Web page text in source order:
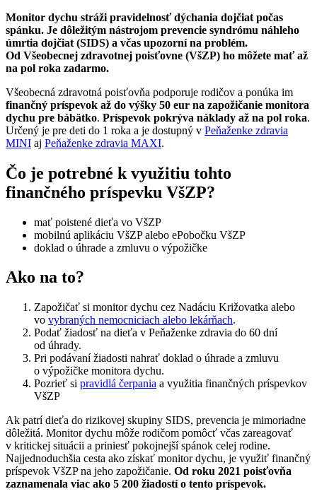
Monitor dychu stráži pravidelnosť dýchania dojčiat počas
spánku. Je dôležitým nástrojom prevencie syndrómu náhleho
úmrtia dojčiat (SIDS) a včas upozorní na problém.
Od Všeobecnej zdravotnej poisťovne (VšZP) ho môžete mať až
na pol roka zadarmo.
Všeobecná zdravotná poisťovňa podporuje rodičov a ponúka im
finančný príspevok až do výšky 50 eur na zapožičanie monitora
dychu pre bábätko. Príspevok pokrýva náklady až na pol roka.
Určený je pre deti do 1 roka a je dostupný v Peňaženke zdravia
MINI aj Peňaženke zdravia MAXI.
Čo je potrebné k využitiu tohto
finančného príspevku VšZP?
mať poistené dieťa vo VšZP
mobilnú aplikáciu VšZP alebo ePobočku VšZP
doklad o úhrade a zmluvu o výpožičke
Ako na to?
Zapožičať si monitor dychu cez Nadáciu Križovatka alebo
vo vybraných nemocniciach alebo lekárňach.
Podať žiadosť na dieťa v Peňaženke zdravia do 60 dní
od úhrady.
Pri podávaní žiadosti nahrať doklad o úhrade a zmluvu
o výpožičke monitora dychu.
Pozrieť si pravidlá čerpania a využitia finančných príspevkov
VšZP
Ak patrí dieťa do rizikovej skupiny SIDS, prevencia je mimoriadne
dôležitá. Monitor dychu môže rodičom pomôcť včas zareagovať
v kritickej situácii a priniesť pokojnejší spánok celej rodine.
Najjednoduchšia cesta ako získať monitor dychu, je využiť finančný
príspevok VšZP na jeho zapožičanie. Od roku 2021 poisťovňa
zaznamenala viac ako 5 200 žiadostí o tento príspevok.